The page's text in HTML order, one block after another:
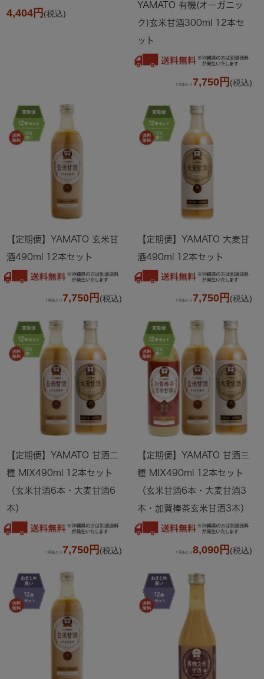
4,404円 (税込)
YAMATO 有機(オーガニッ
ク)玄米甘酒300ml 12本セ
ット
１回あたり 7,750円 (税込)
【定期便】YAMATO 玄米甘
酒490ml 12本セット
１回あたり7,750円 (税込)
【定期便】YAMATO 大麦甘
酒490ml 12本セット
１回あたり 7,750円 (税込)
【定期便】YAMATO 甘酒二
種 MIX490ml 12本セット
（玄米甘酒6本・大麦甘酒6
本）
１回あたり7,750円 (税込)
【定期便】YAMATO 甘酒三
種 MIX490ml 12本セット
（玄米甘酒6本・大麦甘酒3
本・加賀棒茶玄米甘酒3本）
１回あたり8,090円 (税込)